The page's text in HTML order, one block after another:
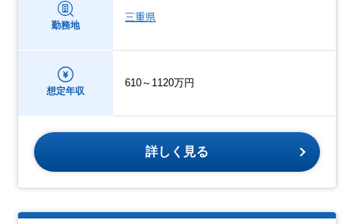
勤務地
三重県
想定年収
610～1120万円
詳しく見る